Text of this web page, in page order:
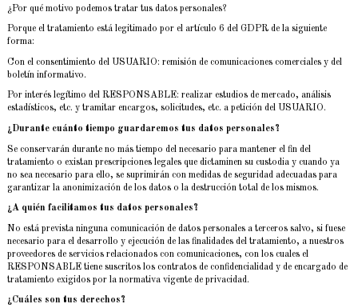
¿Por qué motivo podemos tratar tus datos personales?
Porque el tratamiento está legitimado por el artículo 6 del GDPR de la siguiente
forma:
Con el consentimiento del USUARIO: remisión de comunicaciones comerciales y del
boletín informativo.
Por interés legítimo del RESPONSABLE: realizar estudios de mercado, análisis
estadísticos, etc. y tramitar encargos, solicitudes, etc. a petición del USUARIO.
¿Durante cuánto tiempo guardaremos tus datos personales?
Se conservarán durante no más tiempo del necesario para mantener el fin del
tratamiento o existan prescripciones legales que dictaminen su custodia y cuando ya
no sea necesario para ello, se suprimirán con medidas de seguridad adecuadas para
garantizar la anonimización de los datos o la destrucción total de los mismos.
¿A quién facilitamos tus datos personales?
No está prevista ninguna comunicación de datos personales a terceros salvo, si fuese
necesario para el desarrollo y ejecución de las finalidades del tratamiento, a nuestros
proveedores de servicios relacionados con comunicaciones, con los cuales el
RESPONSABLE tiene suscritos los contratos de confidencialidad y de encargado de
tratamiento exigidos por la normativa vigente de privacidad.
¿Cuáles son tus derechos?